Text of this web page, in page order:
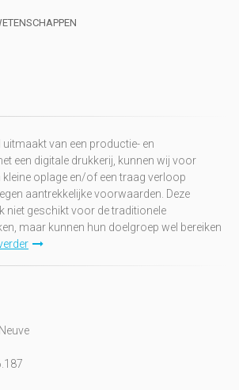
van een productie- en
een digitale drukkerij, kunnen wij voor
oplage en/of een traag verloop
aantrekkelijke voorwaarden. Deze
niet geschikt voor de traditionele
maar kunnen hun doelgroep wel bereiken